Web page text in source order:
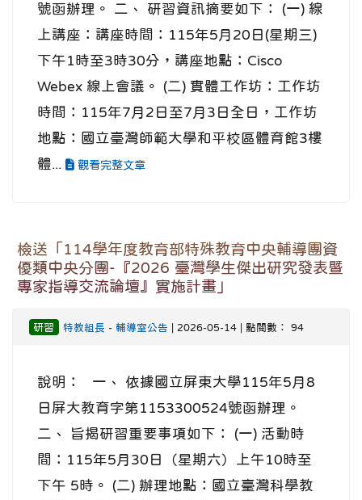
號函辦理。 二、 研習資訊摘要如下： (一) 線
上講座：講座時間：115年5月20日(星期三)
下午1時至3時30分，講座地點：Cisco
Webex 線上會議。 (二) 實體工作坊：工作坊
時間：115年7月2日至7月3日全日，工作坊
地點：國立臺灣師範大學和平校區體育館3樓
體...
觀看完整文章
檢送「114學年度教育部特殊教育中央輔導團資
優類中央分團-『2026 臺灣學生傑出研究發表暨
專家指導交流論壇』實施計畫」
研習 特教組長 - 輔導室公告 | 2026-05-14 | 點閱數： 94
說明： 一、 依據國立屏東大學115年5月8
日屏大教育字第1153300524號函辦理。
二、 旨揭研習重要事項如下： (一) 活動時
間：115年5月30日（星期六）上午10時至
下午 5時。 (二) 辦理地點：國立臺灣科學教